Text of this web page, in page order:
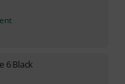
6 Black